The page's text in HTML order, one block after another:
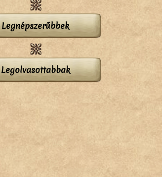
Legnépszerűbbek
Legolvasottabbak